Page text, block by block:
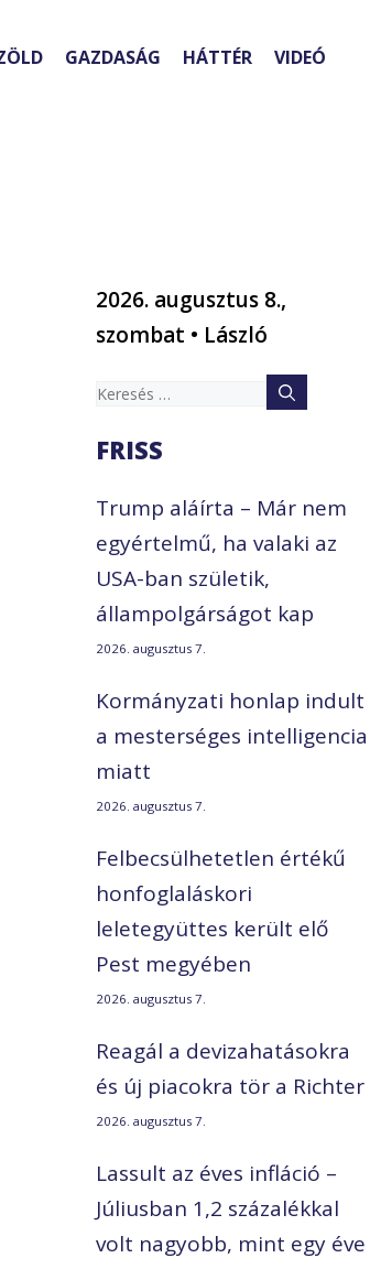
GAZDASÁG HÁTTÉR VIDEÓ
2026. augusztus 8.,
szombat • László
Keresés:
FRISS
Trump aláírta – Már nem
egyértelmű, ha valaki az
USA-ban születik,
állampolgárságot kap
2026. augusztus 7.
Kormányzati honlap indult
a mesterséges intelligencia
miatt
2026. augusztus 7.
Felbecsülhetetlen értékű
honfoglaláskori
leletegyüttes került elő
Pest megyében
2026. augusztus 7.
Reagál a devizahatásokra
és új piacokra tör a Richter
2026. augusztus 7.
Lassult az éves infláció –
Júliusban 1,2 százalékkal
volt nagyobb, mint egy éve